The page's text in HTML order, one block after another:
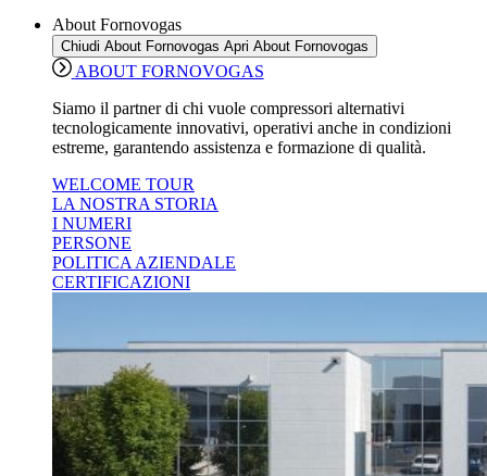
About Fornovogas
Chiudi About Fornovogas Apri About Fornovogas
ABOUT FORNOVOGAS
Siamo il partner di chi vuole compressori alternativi
tecnologicamente innovativi, operativi anche in condizioni
estreme, garantendo assistenza e formazione di qualità.
WELCOME TOUR
LA NOSTRA STORIA
I NUMERI
PERSONE
POLITICA AZIENDALE
CERTIFICAZIONI